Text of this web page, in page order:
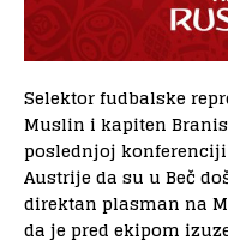
Selektor fudbalske
Muslin i kapiten
poslednjoj
Austrije da su u Beč
direktan plasman na
da je pred ekipom